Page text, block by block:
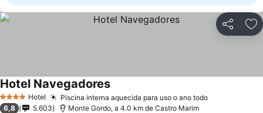
Partilhar
4 EstrelasHotel Piscina interna aquecida para uso o ano todoVer preços
Hotel NavegadoresVer preços
6,8 5.603 Monte Gordo, a 4.0 km de Castro Marim